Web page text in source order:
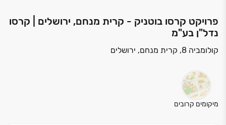
פרויקט קרסו בוטניק - קרית מנחם, ירושלים | קרסו
נדל"ן בע"מ
קולומביה 8, קרית מנחם, ירושלים
מיקומים קרובים